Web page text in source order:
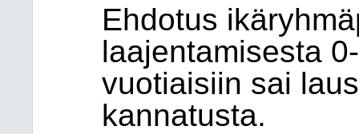
Ehdotus
laajentamisesta
vuotiaisiin sai
kannatusta.